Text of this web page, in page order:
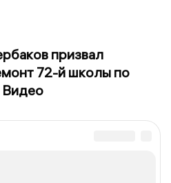
призвал
72-й школы по
Видео